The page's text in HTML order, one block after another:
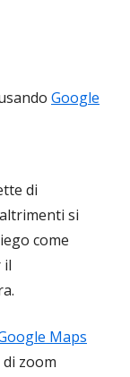
Google
di
si
come
il
Maps
zoom